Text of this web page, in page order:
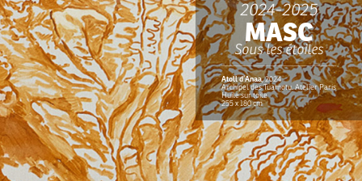
2024-2025
MASC
Sous les étoiles
Atoll d’Anaa, 2024
Archipel des Tuamotu. Atelier Paris
Huile sur toile
255 x 180 cm